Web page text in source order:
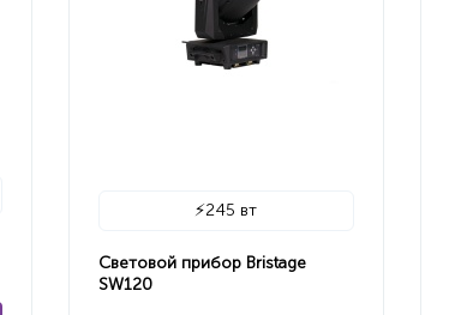
⚡245 вт
Световой прибор Bristage
SW120